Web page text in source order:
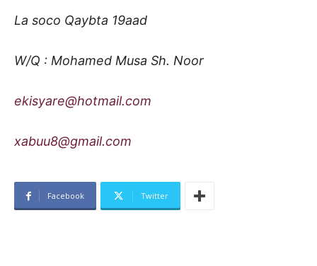
La soco Qaybta 19aad
W/Q : Mohamed Musa Sh. Noor
ekisyare@hotmail.com
xabuu8@gmail.com
Facebook Twitter